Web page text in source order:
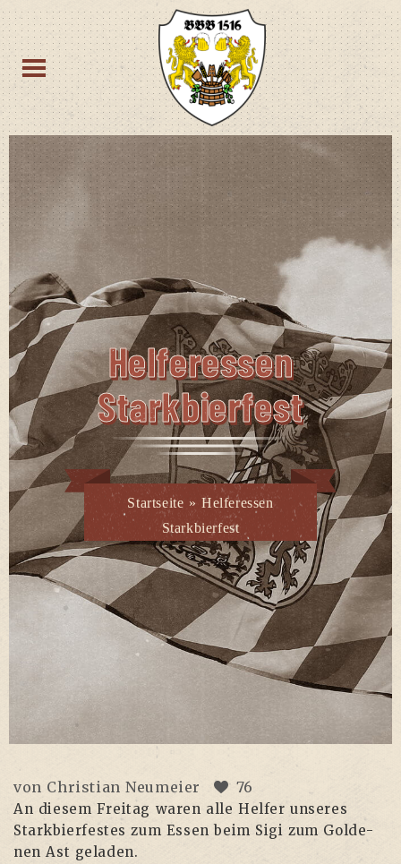
Hel­fer­es­sen
Starkbierfest
Startseite » Helferessen
Starkbierfest
von Christian Neumeier 76
An die­sem Frei­tag waren alle Hel­fer unse­res
Stark­bier­fes­tes zum Essen beim Sigi zum Gol­de­
nen Ast geladen.